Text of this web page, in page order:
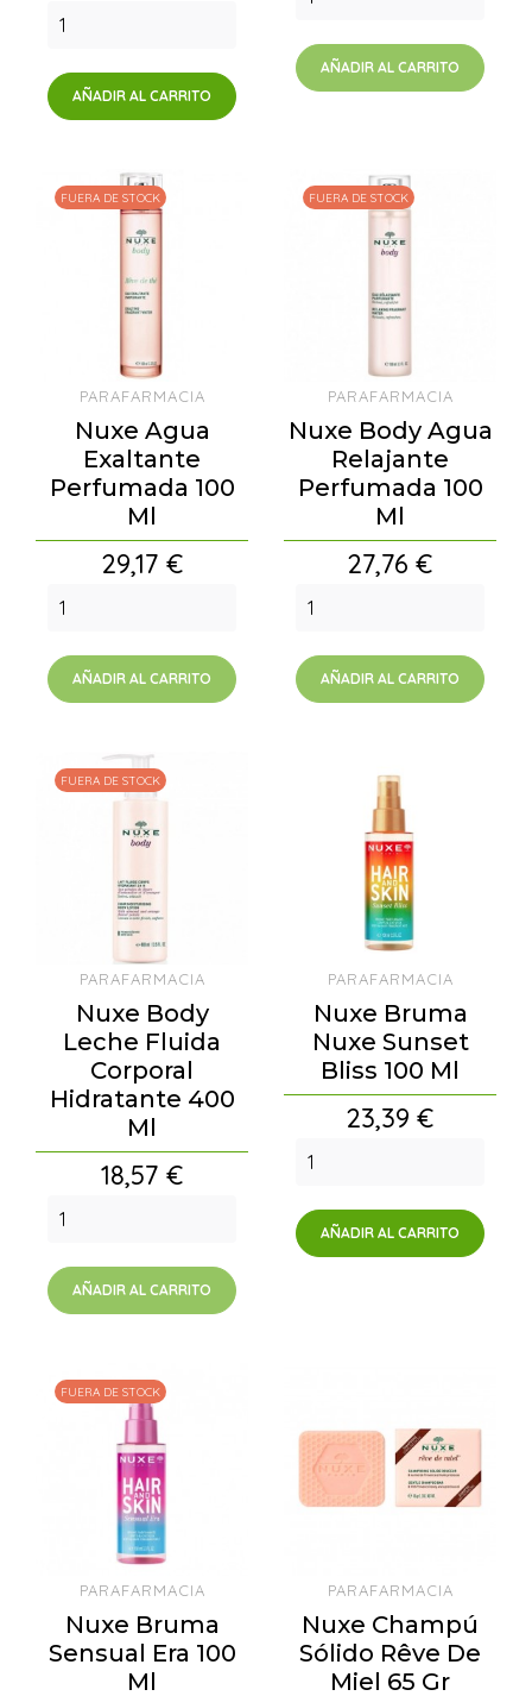
AÑADIR AL CARRITO
AÑADIR AL CARRITO
PARAFARMACIA
Nuxe Agua
Exaltante
Perfumada 100
Ml
Precio
29,17 €
AÑADIR AL CARRITO
FUERA DE STOCK
PARAFARMACIA
Nuxe Body Agua
Relajante
Perfumada 100
Ml
Precio
27,76 €
AÑADIR AL CARRITO
FUERA DE STOCK
PARAFARMACIA
Nuxe Body
Leche Fluida
Corporal
Hidratante 400
Ml
Precio
18,57 €
AÑADIR AL CARRITO
FUERA DE STOCK
PARAFARMACIA
Nuxe Bruma
Nuxe Sunset
Bliss 100 Ml
Precio
23,39 €
AÑADIR AL CARRITO
PARAFARMACIA
Nuxe Bruma
Sensual Era 100
Ml
FUERA DE STOCK
PARAFARMACIA
Nuxe Champú
Sólido Rêve De
Miel 65 Gr